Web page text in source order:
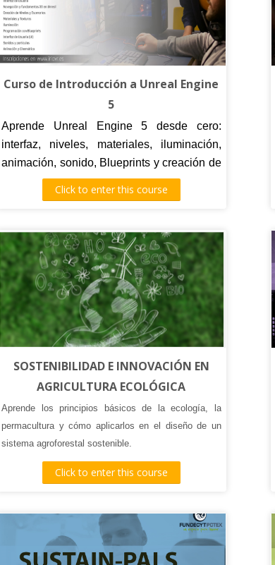
Curso de Introducción a Unreal Engine
5
Aprende Unreal Engine 5 desde cero:
interfaz, niveles, materiales, iluminación,
animación, sonido, Blueprints y creación de
entornos interactivos.
Click to enter this course
SOSTENIBILIDAD E INNOVACIÓN EN
AGRICULTURA ECOLÓGICA
Aprende los principios básicos de la ecología, la
permacultura y cómo aplicarlos en el diseño de un
sistema agroforestal sostenible.
El curso SOSTENIBILIDAD E INNOVACIÓN EN
AGRICULTURA ECOLÓGICA está planteado para
ecológica, incorporando un enfoque global en el que
se incluyen la innovación y la sostenibilidad de forma
trasversal.
Click to enter this course